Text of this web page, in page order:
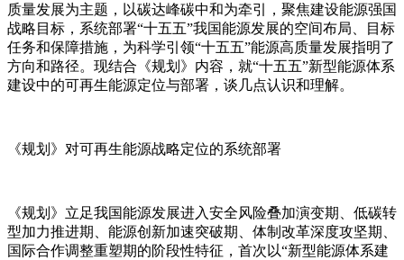
质量发展为主题，以碳达峰碳中和为牵引，聚焦建设能源强国
战略目标，系统部署“十五五”我国能源发展的空间布局、目标
任务和保障措施，为科学引领“十五五”能源高质量发展指明了
方向和路径。现结合《规划》内容，就“十五五”新型能源体系
建设中的可再生能源定位与部署，谈几点认识和理解。
《规划》对可再生能源战略定位的系统部署
《规划》立足我国能源发展进入安全风险叠加演变期、低碳转
型加力推进期、能源创新加速突破期、体制改革深度攻坚期、
国际合作调整重塑期的阶段性特征，首次以“新型能源体系建